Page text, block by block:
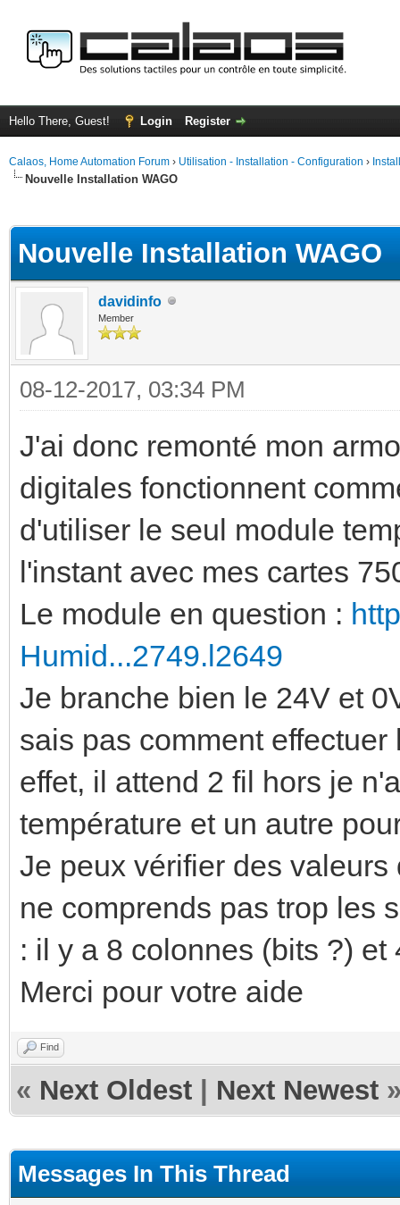
Hello There, Guest! Login Register
Calaos, Home Automation Forum › Utilisation - Installation - Configuration ›
Nouvelle Installation WAGO
Nouvelle Installation WAGO
davidinfo
Member
08-12-2017, 03:34 PM
J'ai donc remonté mon
digitales fonctionnent
d'utiliser le seul module
l'instant avec mes cartes
Le module en question :
Humid...2749.l2649
Je branche bien le 24V et
sais pas comment
effet, il attend 2 fil hors je
température et un autre
Je peux vérifier des
ne comprends pas trop les
: il y a 8 colonnes (bits ?)
Merci pour votre aide
Find
« Next Oldest Next Newest
Messages In This Thread